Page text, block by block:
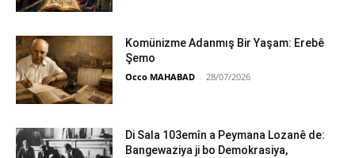
Komünizme Adanmış Bir Yaşam: Erebê
Şemo
Occo MAHABAD - 28/07/2026
Di Sala 103emîn a Peymana Lozanê de:
Bangewaziya ji bo Demokrasiya,